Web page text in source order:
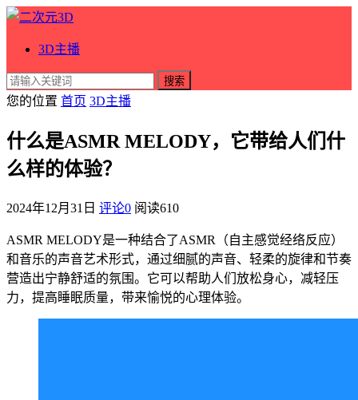
3D主播
搜索
您的位置 首页 3D主播
什么是ASMR MELODY，它带给人们什
么样的体验？
2024年12月31日 评论0 阅读610
ASMR MELODY是一种结合了ASMR（自主感觉经络反应）
和音乐的声音艺术形式，通过细腻的声音、轻柔的旋律和节奏
营造出宁静舒适的氛围。它可以帮助人们放松身心，减轻压
力，提高睡眠质量，带来愉悦的心理体验。